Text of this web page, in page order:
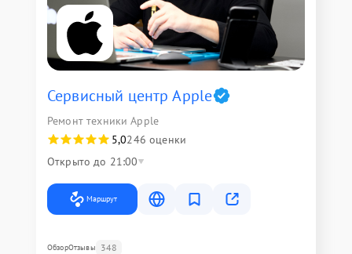
Сервисный центр Apple
Ремонт техники Apple
5,0246 оценки
Открыто до 21:00
Маршрут
ОбзорОтзывы 348